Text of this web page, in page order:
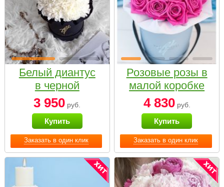
Заказать в один клик
Белый диантус
в черной
коробке Small
3 950 руб.
Купить
Заказать в один клик
Розовые розы в
малой коробке
4 830руб.
Купить